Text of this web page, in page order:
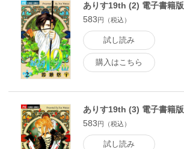
ありす19th (2) 電子書籍版
583円（税込）
試し読み
購入はこちら
ありす19th (3) 電子書籍版
583円（税込）
試し読み